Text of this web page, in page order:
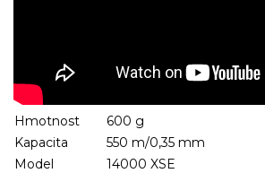
Hmotnost
600 g
Kapacita
550 m/0,35 mm
Model
14000 XSE